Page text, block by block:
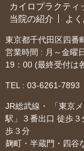
カイロプラクティ
当院の紹介
よ
東京都千代田区四
営業時間 : 月～金曜
19：00 (最終受付は
TEL : 03-6261-7893
JR総武線・ 「東京
駅」３番出口 徒歩
歩３分
麹町・半蔵門・四谷